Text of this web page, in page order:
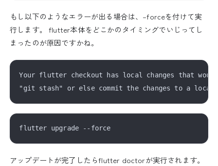
もし以下のようなエラーが出る場合は、–forceを付けて実
行します。 flutter本体をどこかのタイミングでいじってし
まったのが原因ですかね。
Your flutter checkout has local changes that
アップデートが完了したらflutter doctorが実行されます。